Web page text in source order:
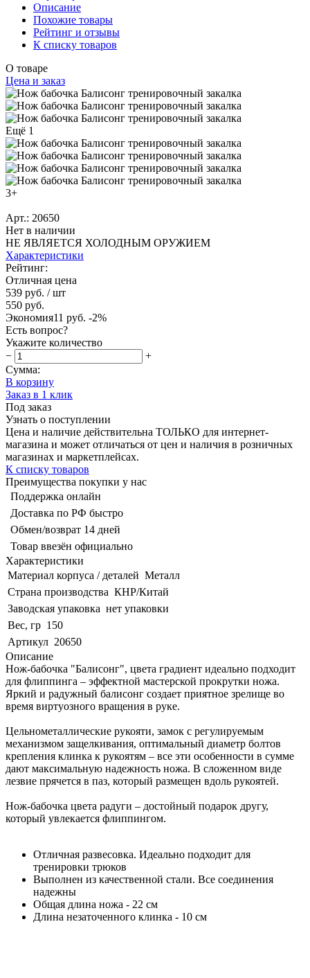
Описание
Похожие товары
Рейтинг и отзывы
К списку товаров
О товаре
Цена и заказ
Ещё 1
3+
Арт.: 20650
Нет в наличии
НЕ ЯВЛЯЕТСЯ ХОЛОДНЫМ ОРУЖИЕМ
Характеристики
Рейтинг:
Отличная цена
539 руб. / шт
550 руб.
Экономия11 руб. -2%
Есть вопрос?
Укажите количество
−
+
Сумма:
В корзину
Заказ в 1 клик
Под заказ
Узнать о поступлении
Цена и наличие действительна ТОЛЬКО для интернет-
магазина и может отличаться от цен и наличия в розничных
магазинах и маркетплейсах.
К списку товаров
Преимущества покупки у нас
Поддержка онлайн
Доставка по РФ быстро
Обмен/возврат 14 дней
Товар ввезён официально
Характеристики
Материал корпуса / деталей Металл
Страна производства КНР/Китай
Заводская упаковка нет упаковки
Вес, гр 150
Артикул 20650
Описание
Нож-бабочка "Балисонг", цвета градиент идеально подходит
для флиппинга – эффектной мастерской прокрутки ножа.
Яркий и радужный балисонг создает приятное зрелище во
время виртуозного вращения в руке.
Цельнометаллические рукояти, замок с регулируемым
механизмом защелкивания, оптимальный диаметр болтов
крепления клинка к рукоятям – все эти особенности в сумме
дают максимальную надежность ножа. В сложенном виде
лезвие прячется в паз, который размещен вдоль рукоятей.
Нож-бабочка цвета радуги – достойный подарок другу,
который увлекается флиппингом.
Отличная развесовка. Идеально подходит для
тренировки трюков
Выполнен из качественной стали. Все соединения
надежны
Общая длина ножа - 22 см
Длина незаточенного клинка - 10 см